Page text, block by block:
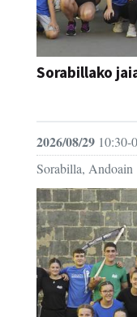
Sorabillako
2026/08/29 10:30-
Sorabilla, Andoain